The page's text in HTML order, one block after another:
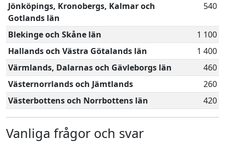
Jönköpings, Kronobergs, Kalmar och
Gotlands län
540
Blekinge och Skåne län
1 100
Hallands och Västra Götalands län
1 400
Värmlands, Dalarnas och Gävleborgs län
460
Västernorrlands och Jämtlands
260
Västerbottens och Norrbottens län
420
Vanliga frågor och svar